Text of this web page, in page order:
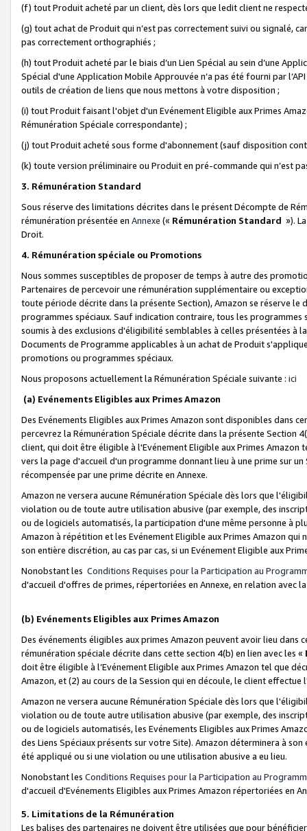
(f) tout Produit acheté par un client, dès lors que ledit client ne
(g) tout achat de Produit qui n’est pas correctement suivi ou signalé,
pas correctement orthographiés ;
(h) tout Produit acheté par le biais d’un Lien Spécial au sein d’une
Spécial d'une Application Mobile Approuvée n’a pas été fourni par
outils de création de liens que nous mettons à votre disposition ;
(i) tout Produit faisant l'objet d'un Evénement Eligible aux Primes
Rémunération Spéciale correspondante) ;
(j) tout Produit acheté sous forme d'abonnement (sauf disposition
(k) toute version préliminaire ou Produit en pré-commande qui n’est
3. Rémunération Standard
Sous réserve des limitations décrites dans le présent Décompte de
rémunération présentée en Annexe (« Rémunération Standard »).
Droit.
4. Rémunération spéciale ou Promotions
Nous sommes susceptibles de proposer de temps à autre des
Partenaires de percevoir une rémunération supplémentaire ou
toute période décrite dans la présente Section), Amazon se réserve
programmes spéciaux. Sauf indication contraire, tous les
soumis à des exclusions d'éligibilité semblables à celles présentées à
Documents de Programme applicables à un achat de Produit
promotions ou programmes spéciaux.
Nous proposons actuellement la Rémunération Spéciale suivante : ici
(a) Evénements Eligibles aux Primes Amazon
Des Evénements Eligibles aux Primes Amazon sont disponibles dans
percevrez la Rémunération Spéciale décrite dans la présente Section
client, qui doit être éligible à l'Evénement Eligible aux Primes Amazon
vers la page d'accueil d'un programme donnant lieu à une prime sur
récompensée par une prime décrite en Annexe.
Amazon ne versera aucune Rémunération Spéciale dès lors que
violation ou de toute autre utilisation abusive (par exemple, des
ou de logiciels automatisés, la participation d'une même personne à
Amazon à répétition et les Evénement Eligible aux Primes Amazon qui
son entière discrétion, au cas par cas, si un Evénement Eligible aux
Nonobstant les Conditions Requises pour la Participation au
d'accueil d'offres de primes, répertoriées en Annexe, en relation avec
(b) Evénements Eligibles aux Primes Amazon
Des événements éligibles aux primes Amazon peuvent avoir lieu dans
rémunération spéciale décrite dans cette section 4(b) en lien avec les «
doit être éligible à l’Evénement Eligible aux Primes Amazon tel que
Amazon, et (2) au cours de la Session qui en découle, le client
Amazon ne versera aucune Rémunération Spéciale dès lors que
violation ou de toute autre utilisation abusive (par exemple, des
ou de logiciels automatisés, les Evénements Eligibles aux Primes
des Liens Spéciaux présents sur votre Site). Amazon déterminera à
été appliqué ou si une violation ou une utilisation abusive a eu lieu.
Nonobstant les Conditions Requises pour la Participation au
d'accueil d'Evénements Eligibles aux Primes Amazon répertoriées en
5. Limitations de la Rémunération
Les balises des partenaires ne doivent être utilisées que pour